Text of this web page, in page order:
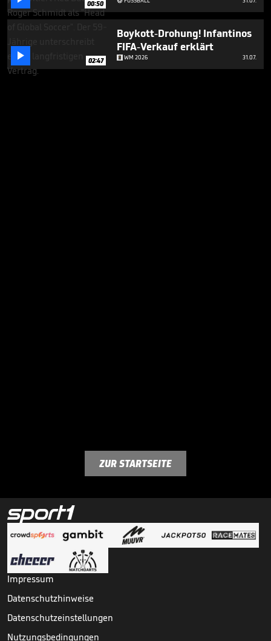
00:50
 02:47
Boykott-Drohung! Infantinos
FIFA-Verkauf erklärt
WM 2026 31.07.
ZUR STARTSEITE
Impressum
Datenschutzhinweise
Datenschutzeinstellungen
Nutzungsbedingungen